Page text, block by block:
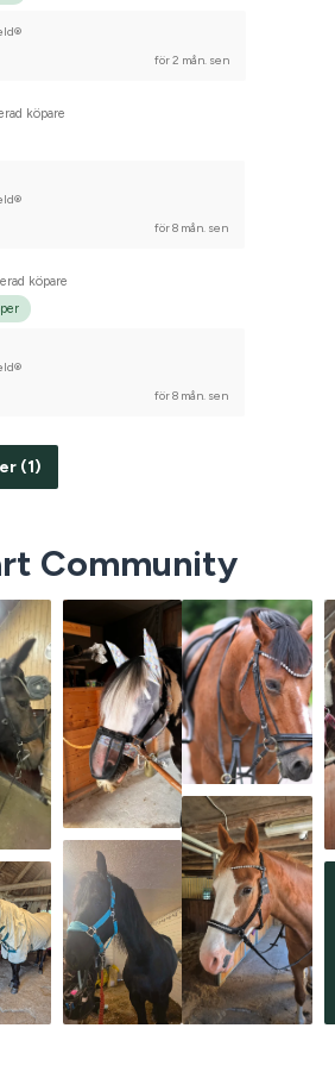
för 2 mån. sen
köpare
för 8 mån. sen
köpare
för 8 mån. sen
(1)
Community